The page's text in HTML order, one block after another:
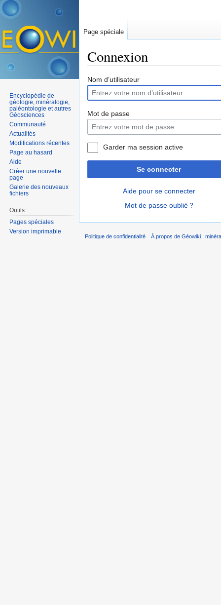
Connexion
Nom d’utilisateur
Mot de passe
Garder ma session active
Se connecter
Aide pour se connecter
Mot de passe oublié ?
Page spéciale
Encyclopédie de
géologie, minéralogie,
paléontologie et autres
Géosciences
Communauté
Actualités
Modifications récentes
Page au hasard
Aide
Créer une nouvelle
page
Galerie des nouveaux
fichiers
Outils
Pages spéciales
Version imprimable
Politique de confidentialité À propos de Géowiki :